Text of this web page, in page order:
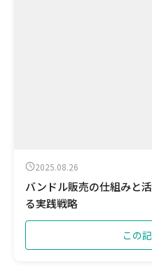
2025.08.26
バンドル販売の仕組みと
る実践戦略
この